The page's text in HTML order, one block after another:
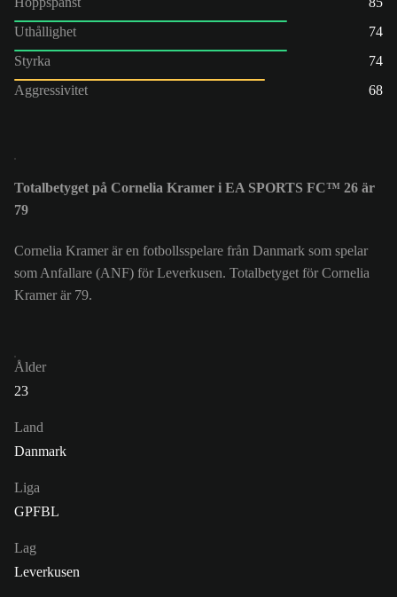
Uthållighet
74
Styrka
74
Aggressivitet
68
Totalbetyget på Cornelia Kramer i EA SPORTS FC™ 26 är
79
Cornelia Kramer är en fotbollsspelare från Danmark som spelar
som Anfallare (ANF) för Leverkusen. Totalbetyget för Cornelia
Kramer är 79.
Ålder
23
Land
Danmark
Liga
GPFBL
Lag
Leverkusen